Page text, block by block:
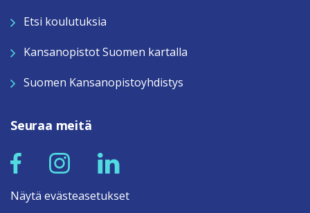
Etsi koulutuksia
Kansanopistot Suomen kartalla
Suomen Kansanopistoyhdistys
Seuraa meitä
Näytä evästeasetukset